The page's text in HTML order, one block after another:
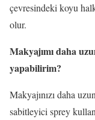
çevresindeki koyu
olur.
Makyajımı daha
yapabilirim?
Makyajınızı daha
sabitleyici sprey